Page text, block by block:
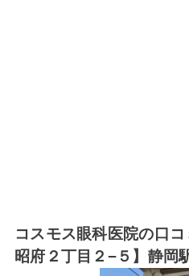
コスモス眼科医院の口
昭府２丁目２−５】静岡